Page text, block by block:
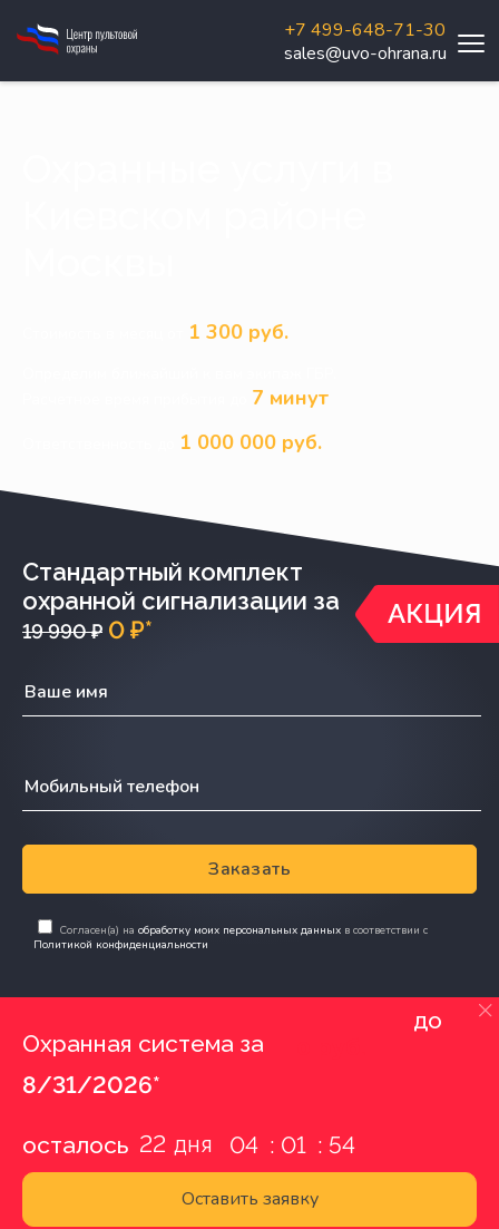
+7 499-648-71-30
sales@uvo-ohrana.ru
1 300 руб.
7 минут
1 000 000 руб.
Стандартный комплект
охранной сигнализации за
19 990 ₽ 0 ₽*
Заказать
Согласен(а) на обработку моих персональных данных в соответствии с
Политикой конфиденциальности
Охранная система за
до
8/31/2026*
осталось 22 04 01 53
Оставить заявку